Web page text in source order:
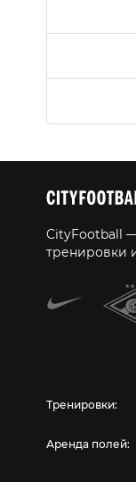
CityFootball
тренировки
Тренировки:
Аренда полей: